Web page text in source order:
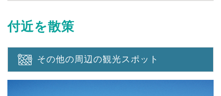
付近を散策
その他の周辺の観光スポット